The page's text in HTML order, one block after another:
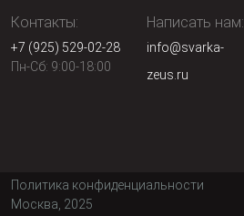
Контакты:
+7 (925) 529-02-28
Пн-Сб: 9:00-18:00
Написать нам:
info@svarka-
zeus.ru
Политика конфиденциальности
Москва, 2025